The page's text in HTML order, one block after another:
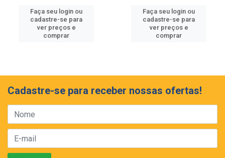
Faça seu login ou
cadastre-se para
ver preços e
comprar
Faça seu login ou
cadastre-se para
ver preços e
comprar
Cadastre-se para receber nossas ofertas!